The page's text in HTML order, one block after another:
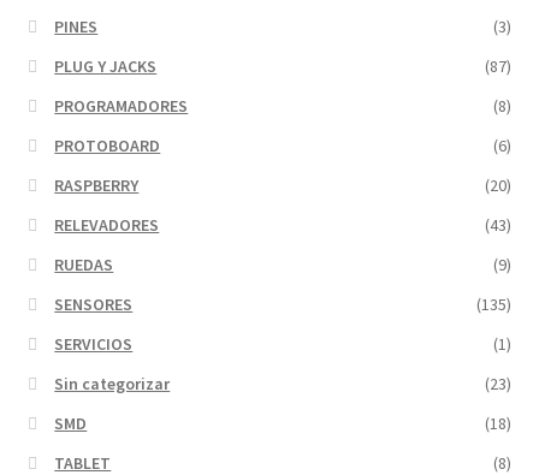
PINES
(3)
PLUG Y JACKS
(87)
PROGRAMADORES
(8)
PROTOBOARD
(6)
RASPBERRY
(20)
RELEVADORES
(43)
RUEDAS
(9)
SENSORES
(135)
SERVICIOS
(1)
Sin categorizar
(23)
SMD
(18)
TABLET
(8)